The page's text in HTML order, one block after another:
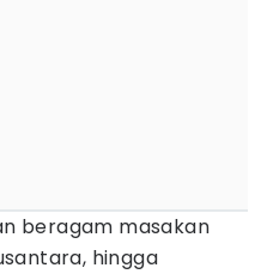
beragam masakan
hingga